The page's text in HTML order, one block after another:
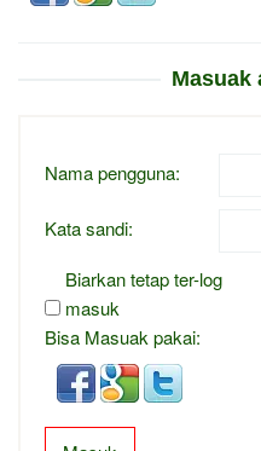
Masuak
Nama pengguna:
Kata sandi:
Biarkan tetap ter-log
masuk
Bisa Masuak pakai: